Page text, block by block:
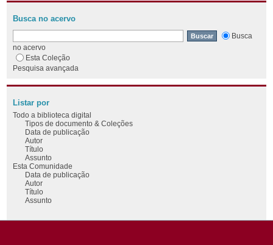
Busca no acervo
Busca
no acervo
Esta Coleção
Pesquisa avançada
Listar por
Todo a biblioteca digital
Tipos de documento & Coleções
Data de publicação
Autor
Título
Assunto
Esta Comunidade
Data de publicação
Autor
Título
Assunto